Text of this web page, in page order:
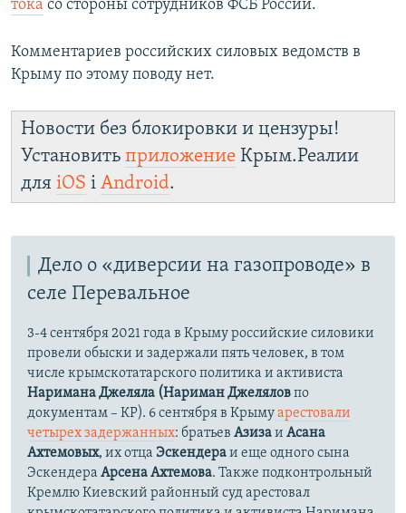
тока со стороны сотрудников ФСБ России.
Комментариев российских силовых ведомств в
Крыму по этому поводу нет.
Новости без блокировки и цензуры!
Установить приложение Крым.Реалии
для iOS і Android.
Дело о «диверсии на газопроводе» в
селе Перевальное
3-4 сентября 2021 года в Крыму российские силовики
провели обыски и задержали пять человек, в том
числе крымскотатарского политика и активиста
Наримана Джеляла (Нариман Джеляловпо
документам – КР). 6 сентября в Крымуарестовали
четырех задержанных: братьев Азизаи Асана
Ахтемовых, их отца Эскендераи еще одного сына
Эскендера Арсена Ахтемова. Также подконтрольный
Кремлю Киевский районный суд арестовал